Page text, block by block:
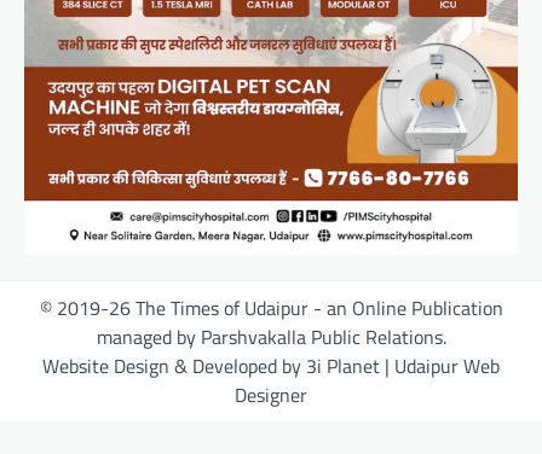
© 2019-26 The Times of Udaipur - an Online Publication
managed by Parshvakalla Public Relations.
Website Design & Developed by 3i Planet | Udaipur Web
Designer